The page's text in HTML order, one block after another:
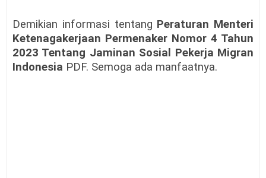
Demikian informasi tentang Peraturan Menteri
Ketenagakerjaan Permenaker Nomor 4 Tahun
2023 Tentang Jaminan Sosial Pekerja Migran
Indonesia PDF. Semoga ada manfaatnya.